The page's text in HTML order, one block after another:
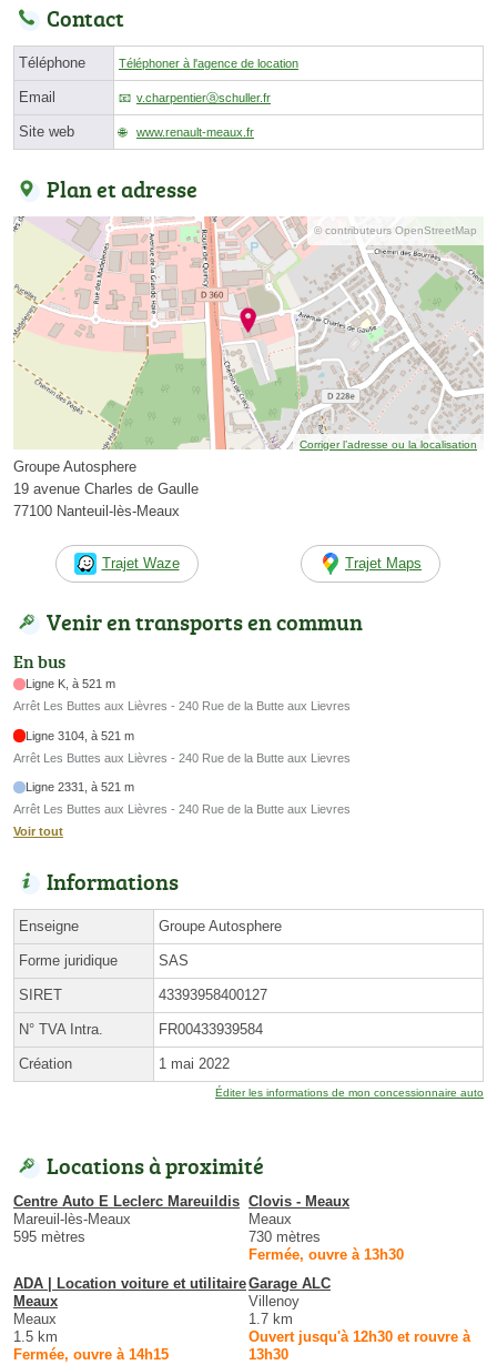
Contact
Téléphone Téléphoner à l'agence de location
Email v.charpentierⓐschuller.fr
Site web www.renault-meaux.fr
Plan et adresse
© contributeurs OpenStreetMap
Corriger l’adresse ou la localisation
Groupe Autosphere
19 avenue Charles de Gaulle
77100 Nanteuil-lès-Meaux
Trajet Waze Trajet Maps
Venir en transports en commun
En bus
Ligne K, à 521 m
Arrêt Les Buttes aux Lièvres - 240 Rue de la Butte aux Lievres
Ligne 3104, à 521 m
Arrêt Les Buttes aux Lièvres - 240 Rue de la Butte aux Lievres
Ligne 2331, à 521 m
Arrêt Les Buttes aux Lièvres - 240 Rue de la Butte aux Lievres
Voir tout
Informations
Enseigne Groupe Autosphere
Forme juridique SAS
SIRET 43393958400127
N° TVA Intra. FR00433939584
Création 1 mai 2022
Éditer les informations de mon concessionnaire auto
Locations à proximité
Centre Auto E Leclerc Mareuildis
Mareuil-lès-Meaux
595 mètres
Clovis - Meaux
Meaux
730 mètres
Fermée, ouvre à 13h30
ADA | Location voiture et utilitaire
Meaux
Meaux
1.5 km
Fermée, ouvre à 14h15
Garage ALC
Villenoy
1.7 km
Ouvert jusqu'à 12h30 et rouvre à
13h30